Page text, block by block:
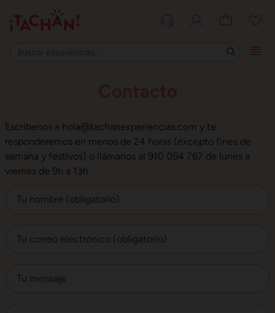
Escríbenos a hola@tachanexperiencias.com y te
responderemos en menos de 24 horas (excepto fines de
semana y festivos) o llámanos al 910 054 767 de lunes a
viernes de 9h a 13h.
Tu nombre (obligatorio)
Tu correo electrónico (obligatorio)
Tu mensaje